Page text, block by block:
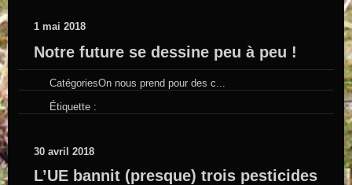
1 mai 2018
Notre future se dessine peu à peu !
CatégoriesOn nous prend pour des c...
Étiquette :
30 avril 2018
L’UE bannit (presque) trois pesticides